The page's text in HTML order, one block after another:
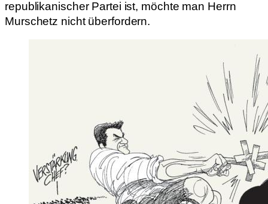
republikanischer Partei ist, möchte man Herrn
Murschetz nicht überfordern.